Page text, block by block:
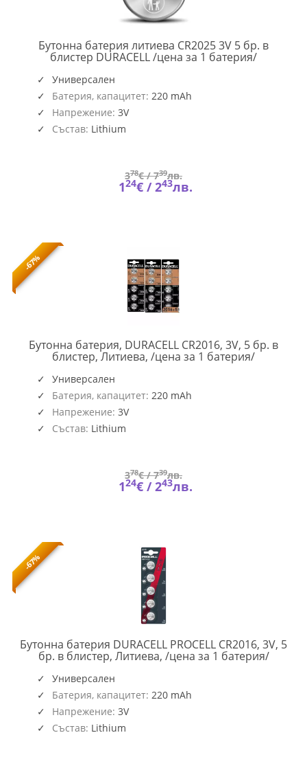
Бутонна батерия литиева CR2025 3V 5 бр. в
блистер DURACELL /цена за 1 батерия/DUR-
Универсален
Батерия, капацитет: 220 mAh
Напрежение: 3V
Състав: Lithium
378€ /739лв.
124€ /243лв.
-67%
Бутонна батерия, DURACELL CR2016, 3V, 5 бр. в
блистер, Литиева, /цена за 1 батерия/DUR-
Универсален
Батерия, капацитет: 220 mAh
Напрежение: 3V
Състав: Lithium
378€ /739лв.
124€ /243лв.
-67%
Бутонна батерия DURACELL PROCELL CR2016, 3V, 5
бр. в блистер, Литиева, /цена за 1 батерия/
Универсален
Батерия, капацитет: 220 mAh
Напрежение: 3V
Състав: Lithium